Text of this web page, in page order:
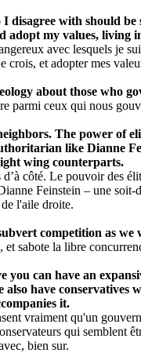
with should
adopt my values, living
avec lesquels je
crois, et adopter mes
about those who
parmi ceux qui nous
The power of
like Dianne
wing counterparts.
côté. Le pouvoir des
Feinstein – une
l'aile droite.
competition as
sabote la libre
you can have an
have conservatives
it.
vraiment qu'un
qui
bien sur.